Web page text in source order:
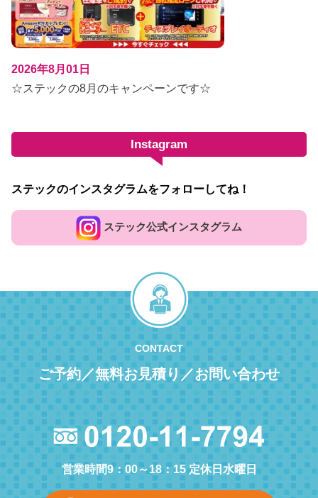
2026年8月01日
☆ステックの8月のキャンペーンです☆
Instagram
ステックのインスタグラムをフォローしてね！
ステック公式インスタグラム
CONTACT
ご予約／無料お見積り／お問い合わせ
営業時間9：00～18：15 定休日水曜日